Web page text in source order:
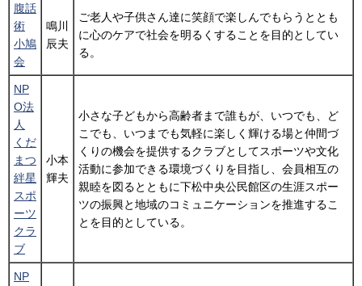
腹話
術
小鳩
会
鳴川
辰夫
ご老人や子供さん達に笑顔で楽しんでもらうととも
に心のケアで社会を明るくすることを目的としてい
る。
NP
O法
人
くだ
まつ
絆星
スポ
ーツ
クラ
ブ
小本
輝夫
小さな子どもから高齢者まで誰もが、いつでも、ど
こでも、いつまでも気軽に楽しく輝ける場と仲間づ
くりの機会を提供するクラブとしてスポーツや文化
活動に参加できる環境づくりを目指し、会員相互の
親睦を図るとともに下松中央公民館区の生涯スポー
ツの振興と地域のコミュニケーションを推進するこ
とを目的としている。
NP